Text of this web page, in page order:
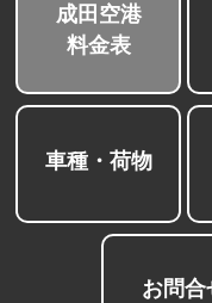
成田空港
料金表
車種・荷物
お問合